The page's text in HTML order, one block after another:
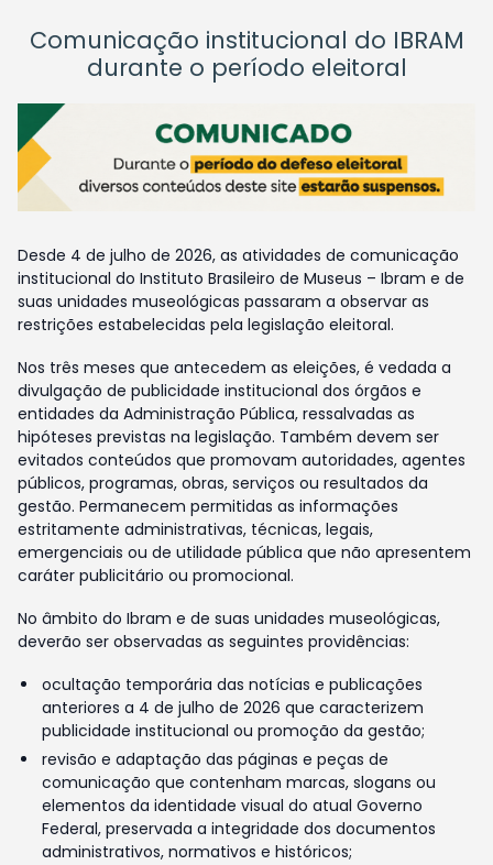
Comunicação institucional do IBRAM
durante o período eleitoral
Desde 4 de julho de 2026, as atividades de comunicação
institucional do Instituto Brasileiro de Museus – Ibram e de
suas unidades museológicas passaram a observar as
restrições estabelecidas pela legislação eleitoral.
Nos três meses que antecedem as eleições, é vedada a
divulgação de publicidade institucional dos órgãos e
entidades da Administração Pública, ressalvadas as
hipóteses previstas na legislação. Também devem ser
evitados conteúdos que promovam autoridades, agentes
públicos, programas, obras, serviços ou resultados da
gestão. Permanecem permitidas as informações
estritamente administrativas, técnicas, legais,
emergenciais ou de utilidade pública que não apresentem
caráter publicitário ou promocional.
No âmbito do Ibram e de suas unidades museológicas,
deverão ser observadas as seguintes providências:
ocultação temporária das notícias e publicações
anteriores a 4 de julho de 2026 que caracterizem
publicidade institucional ou promoção da gestão;
revisão e adaptação das páginas e peças de
comunicação que contenham marcas, slogans ou
elementos da identidade visual do atual Governo
Federal, preservada a integridade dos documentos
administrativos, normativos e históricos;